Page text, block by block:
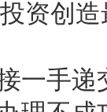
资创
一手